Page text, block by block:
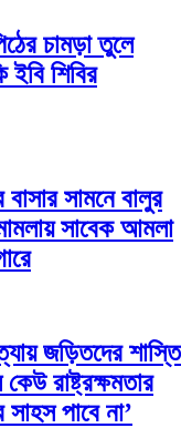
চামড়া তুলে
ইবি শিবির
বাসার সামনে বালুর
সাবেক আমলা
জড়িতদের শাস্তি
রাষ্ট্রক্ষমতার
পাবে না’